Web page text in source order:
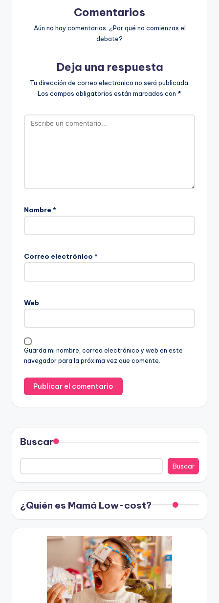
Comentarios
Aún no hay comentarios. ¿Por qué no comienzas el
debate?
Deja una respuesta
Tu dirección de correo electrónico no será publicada.
Los campos obligatorios están marcados con *
Nombre *
Correo electrónico *
Web
Guarda mi nombre, correo electrónico y web en este
navegador para la próxima vez que comente.
Buscar
Buscar
¿Quién es Mamá Low-cost?